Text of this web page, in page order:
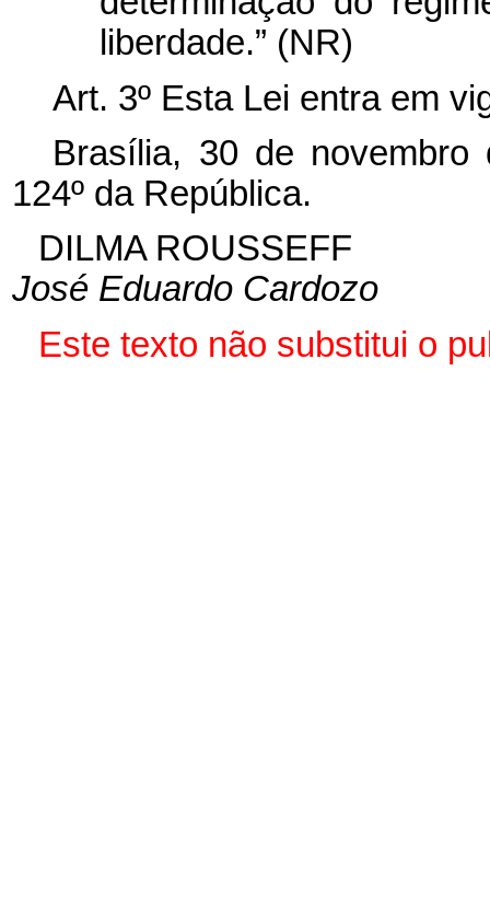
liberdade.” (NR)
Art. 3º Esta Lei entra em
Brasília, 30 de novembro
124º da República.
DILMA ROUSSEFF
José Eduardo Cardozo
Este texto não substitui o